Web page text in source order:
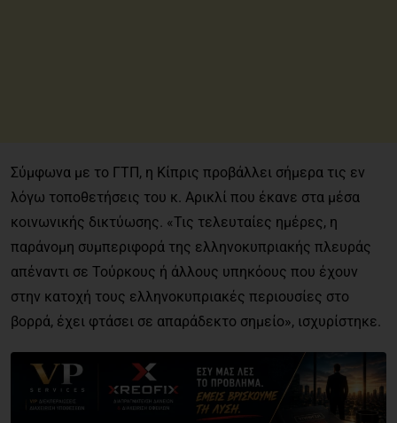
Σύμφωνα με το ΓΤΠ, η Κίπρις προβάλλει σήμερα τις εν
λόγω τοποθετήσεις του κ. Αρικλί που έκανε στα μέσα
κοινωνικής δικτύωσης. «Τις τελευταίες ημέρες, η
παράνομη συμπεριφορά της ελληνοκυπριακής πλευράς
απέναντι σε Τούρκους ή άλλους υπηκόους που έχουν
στην κατοχή τους ελληνοκυπριακές περιουσίες στο
βορρά, έχει φτάσει σε απαράδεκτο σημείο», ισχυρίστηκε.